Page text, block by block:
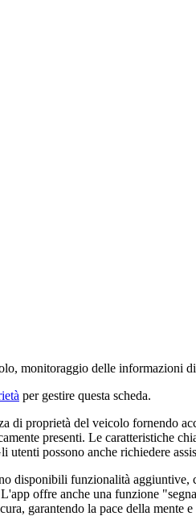
monitoraggio delle informazioni
per gestire questa scheda.
di proprietà del veicolo fornendo
presenti. Le caratteristiche
possono anche richiedere
disponibili funzionalità
offre anche una funzione
garantendo la pace della mente